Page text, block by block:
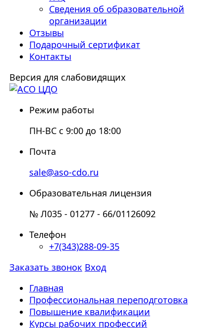
Сведения об образовательной
организации
Отзывы
Подарочный сертификат
Контакты
Версия для слабовидящих
Режим работы
ПН-ВС с 9:00 до 18:00
Почта
sale@aso-cdo.ru
Образовательная лицензия
№ Л035 - 01277 - 66/01126092
Телефон
+7(343)288-09-35
Заказать звонок Вход
Главная
Профессиональная переподготовка
Повышение квалификации
Курсы рабочих профессий